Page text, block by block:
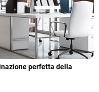
perfetta della